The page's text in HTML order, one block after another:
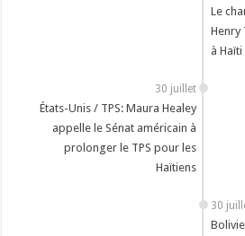
Le
Henry
à Haïti
30 juillet
États-Unis / TPS: Maura Healey
appelle le Sénat américain à
prolonger le TPS pour les
Haïtiens
30